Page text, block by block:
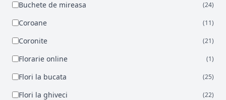
Buchete de mireasa (24)
Coroane (11)
Coronite (21)
Florarie online (1)
Flori la bucata (25)
Flori la ghiveci (22)